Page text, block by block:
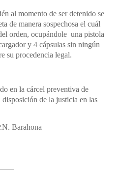
al momento de ser detenido se
de manera sospechosa el cuál
orden, ocupándole una pistola
y 4 cápsulas sin ningún
su procedencia legal.
en la cárcel preventiva de
disposición de la justicia en las
Barahona